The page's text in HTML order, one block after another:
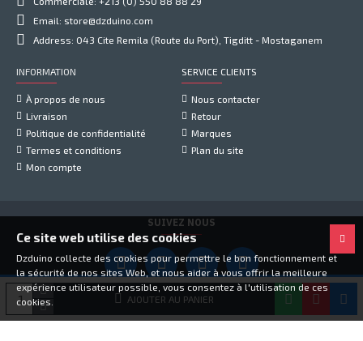
AJOUTER AU PANIER
Email: store@dzduino.com
Address: 043 Cite Remila (Route du Port), Tigditt - Mostaganem
INFORMATION
À propos de nous
Livraison
Politique de confidentialité
Termes et conditions
Mon compte
SERVICE CLIENTS
Nous contacter
Retour
Marques
Plan du site
SUIVEZ NOUS
Copyright © 2021, Dzduino Electronics, Tous droits réservés
Ce site web utilise des cookies
Dzduino collecte des cookies pour permettre le bon fonctionnement et
la sécurité de nos sites Web, et nous aider à vous offrir la meilleure
expérience utilisateur possible, vous consentez à l'utilisation de ces
cookies.